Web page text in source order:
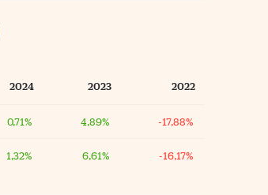
2024 2023 2022
0,71% 4,89% -17,88%
1,32% 6,61% -16,17%